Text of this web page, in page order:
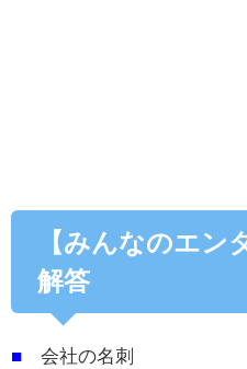
【みんなのエン
解答
■ 会社の名刺